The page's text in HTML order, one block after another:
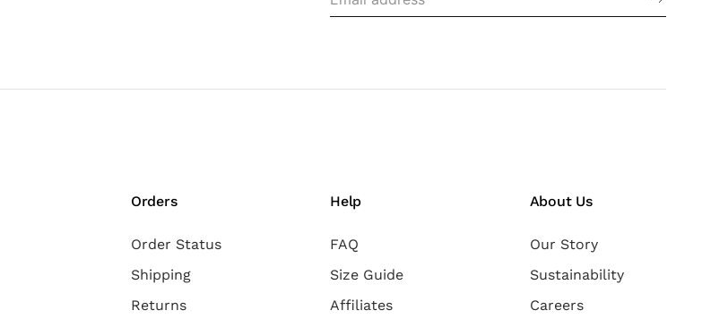
Orders
Order Status
Shipping
Returns
Help
FAQ
Size Guide
Affiliates
About Us
Our Story
Sustainability
Careers